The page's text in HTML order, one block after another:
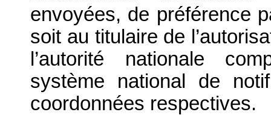
envoyées, de préférence
soit au titulaire de
l’autorité nationale
système national de
coordonnées respectives.